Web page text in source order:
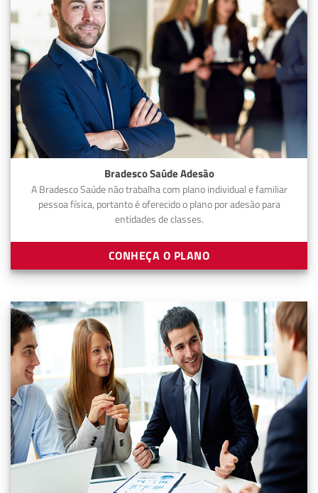
Bradesco Saúde Adesão
A Bradesco Saúde não trabalha com plano individual e familiar
pessoa física, portanto é oferecido o plano por adesão para
entidades de classes.
CONHEÇA O PLANO